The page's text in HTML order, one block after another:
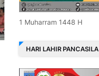
1 Muharram 1448 H
HARI LAHIR PANCASILA